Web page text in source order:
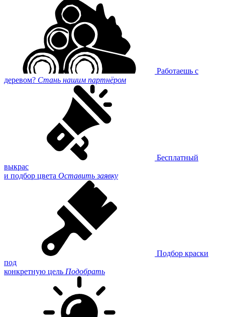
Работаешь с
деревом? Стань нашим партнёром
Бесплатный
выкрас
и подбор цвета Оставить заявку
Подбор краски
под
конкретную цель Подобрать